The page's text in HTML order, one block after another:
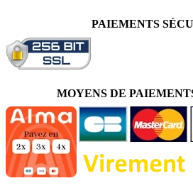
PAIEMENTS
MOYENS DE